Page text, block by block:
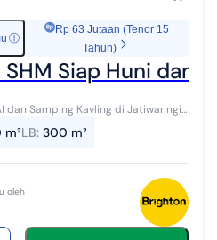
ⓘ
Rp 63 Jutaan (Tenor 15
Tahun)
Siap Huni dan
Kavling di Jatiwaringin
m²LB: 300 m²
oleh